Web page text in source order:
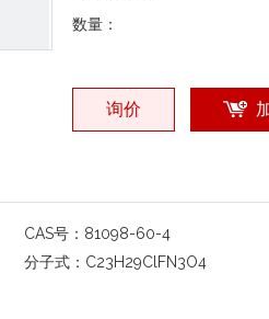
数量：
询价
CAS号： 81098-60-4
分子式： C23H29ClFN3O4